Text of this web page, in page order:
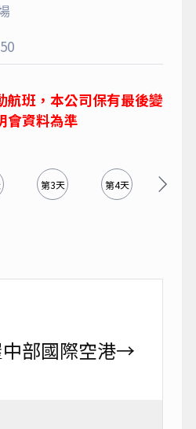
班，本公司保有最後變
會資料為準
第3天 第4天
部國際空港→